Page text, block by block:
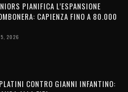
PIANIFICA L’ESPANSIONE
CAPIENZA FINO A 80.000
2026
CONTRO GIANNI INFANTINO: